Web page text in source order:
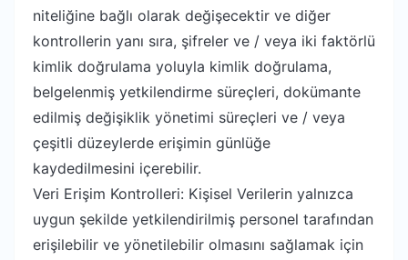
niteliğine bağlı olarak değişecektir ve diğer
kontrollerin yanı sıra, şifreler ve / veya iki faktörlü
kimlik doğrulama yoluyla kimlik doğrulama,
belgelenmiş yetkilendirme süreçleri, dokümante
edilmiş değişiklik yönetimi süreçleri ve / veya
çeşitli düzeylerde erişimin günlüğe
kaydedilmesini içerebilir.
Veri Erişim Kontrolleri: Kişisel Verilerin yalnızca
uygun şekilde yetkilendirilmiş personel tarafından
erişilebilir ve yönetilebilir olmasını sağlamak için